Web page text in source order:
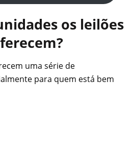
os leilões
uma série de
para quem está bem